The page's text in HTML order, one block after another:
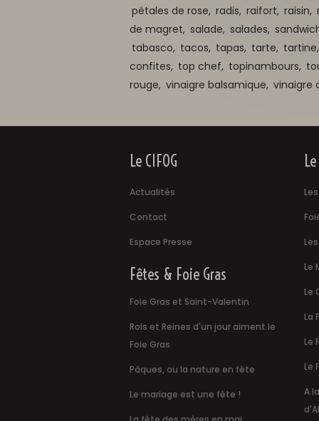
pétales de rose, radis, raifort, raisin,
de magret, salade, salades,
tabasco, tacos, tapas, tarte, tartine,
confites, top chef, topinambours,
rouge, vinaigre balsamique, vinaigre
Le CIFOG
Actualités
Contact
Espace Presse
Fêtes & Foie Gras
Foie Gras et Saint-Valentin
Rois et Reines d'un jour aiment le
Foie Gras
Pâques, ou la nature en fête
Le mariage est une fête !
Le
Le
La
Le
Le
A